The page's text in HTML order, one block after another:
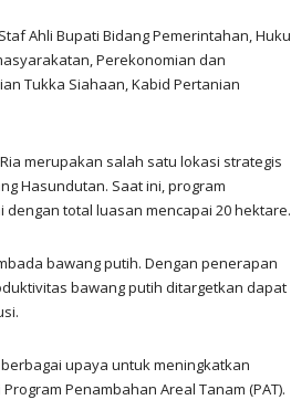
Ahli Bupati Bidang Pemerintahan,
Perekonomian dan
Tukka Siahaan, Kabid Pertanian
merupakan salah satu lokasi strategis
Hasundutan. Saat ini, program
total luasan mencapai 20 hektare.
bawang putih. Dengan penerapan
bawang putih ditargetkan dapat
upaya untuk meningkatkan
Penambahan Areal Tanam (PAT).